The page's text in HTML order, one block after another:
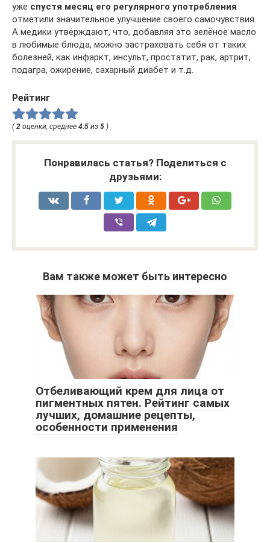
уже спустя месяц его регулярного употребления
отметили значительное улучшение своего самочувствия.
А медики утверждают, что, добавляя это зелёное масло
в любимые блюда, можно застраховать себя от таких
болезней, как инфаркт, инсульт, простатит, рак, артрит,
подагра, ожирение, сахарный диабет и т.д.
Рейтинг
(2 оценки, среднее 4.5 из 5 )
Понравилась статья? Поделиться с
друзьями:
Вам также может быть интересно
Отбеливающий крем для лица от
пигментных пятен. Рейтинг самых
лучших, домашние рецепты,
особенности применения